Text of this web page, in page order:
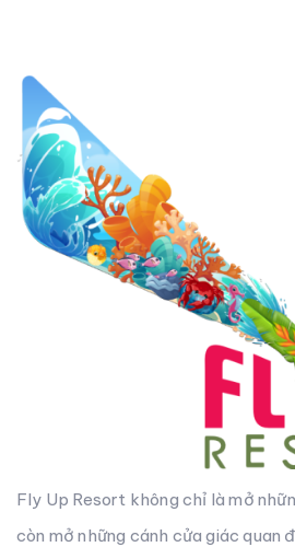
Fly Up Resort không chỉ là mở
còn mở những cánh cửa giác quan